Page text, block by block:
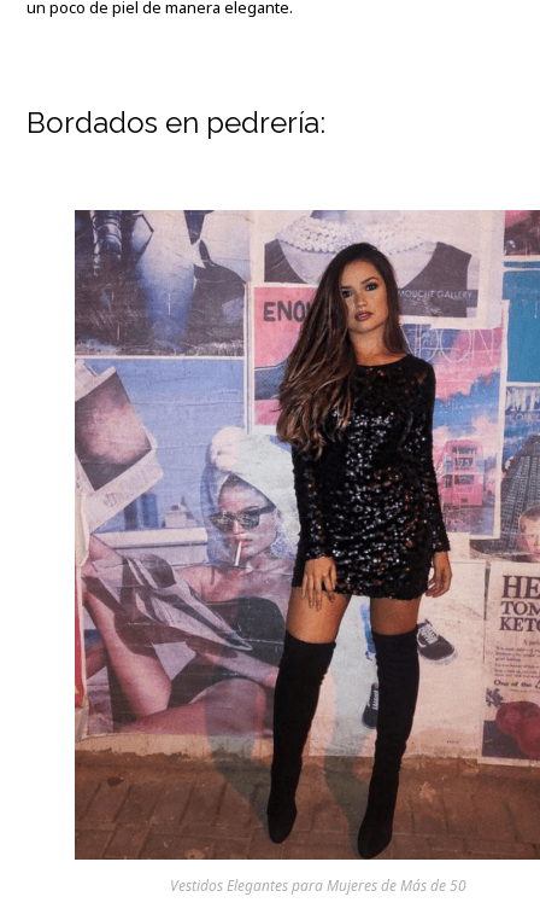
un poco de piel de manera elegante.
Bordados en pedrería:
Vestidos Elegantes para Mujeres de Más de 50